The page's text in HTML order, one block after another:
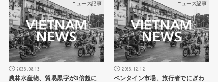
ニュース記事
2023.08.13
農林水産物、貿易黒字が3倍超に
ニュース記事
2023.12.12
ベンタイン市場、旅行者でにぎわ